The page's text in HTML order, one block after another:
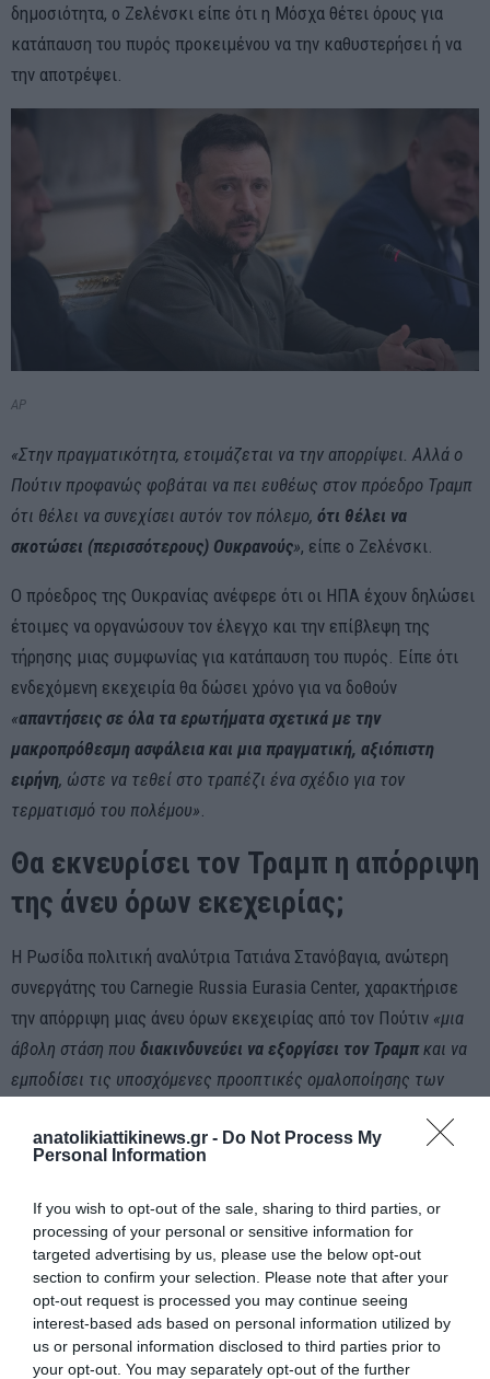
anatolikiattikinews.gr - Do Not Process My
Personal Information
If you wish to opt-out of the sale, sharing to third parties, or
processing of your personal or sensitive information for
targeted advertising by us, please use the below opt-out
section to confirm your selection. Please note that after your
opt-out request is processed you may continue seeing
interest-based ads based on personal information utilized by
us or personal information disclosed to third parties prior to
your opt-out. You may separately opt-out of the further
δημοσιότητα, ο Ζελένσκι είπε ότι η Μόσχα θέτει όρους για
κατάπαυση του πυρός προκειμένου να την καθυστερήσει ή να
την αποτρέψει.
AP
«Στην πραγματικότητα, ετοιμάζεται να την απορρίψει. Αλλά ο
Πούτιν προφανώς φοβάται να πει ευθέως στον πρόεδρο Τραμπ
ότι θέλει να συνεχίσει αυτόν τον πόλεμο, ότι θέλει να
σκοτώσει (περισσότερους) Ουκρανούς», είπε ο Ζελένσκι.
Ο πρόεδρος της Ουκρανίας ανέφερε ότι οι ΗΠΑ έχουν δηλώσει
έτοιμες να οργανώσουν τον έλεγχο και την επίβλεψη της
τήρησης μιας συμφωνίας για κατάπαυση του πυρός. Είπε ότι
ενδεχόμενη εκεχειρία θα δώσει χρόνο για να δοθούν
«απαντήσεις σε όλα τα ερωτήματα σχετικά με την
μακροπρόθεσμη ασφάλεια και μια πραγματική, αξιόπιστη
ειρήνη, ώστε να τεθεί στο τραπέζι ένα σχέδιο για τον
τερματισμό του πολέμου»
Θα εκνευρίσει τον Τραμπ η απόρριψη
της άνευ όρων εκεχειρίας;
Η Ρωσίδα πολιτική αναλύτρια Τατιάνα Στανόβαγια, ανώτερη
συνεργάτης του Carnegie Russia Eurasia Center, χαρακτήρισε
την απόρριψη μιας άνευ όρων εκεχειρίας από τον Πούτιν «μια
άβολη στάση που διακινδυνεύει να εξοργίσει τον Τραμπκαι να
εμποδίσει τις υποσχόμενες προοπτικές ομαλοποίησης των
Οι όροι του Πούτιν για μια εκεχειρία, που περιλαμβάνουν
ΗΠΑ και η απαγόρευση στην Ουκρανία να ενισχύσει τις άμυνές
της,έχουν ως στόχο να εξασφαλίσουν την παράδοση της
Ουκρανίας, έγραψε στο X.
Ωστόσο, οι δηλώσεις του Πούτιν ήταν πιο ήπιες από εκείνες
του συμβούλου του Γιούρι Ουσάκοφ, ο οποίος είναι στην ομάδα